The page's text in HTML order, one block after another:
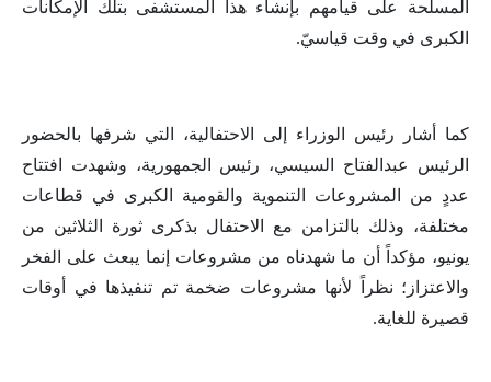
المسلحة على قيامهم بإنشاء هذا المستشفى بتلك الإمكانات
الكبرى في وقت قياسيّ.
كما أشار رئيس الوزراء إلى الاحتفالية، التي شرفها بالحضور
الرئيس عبدالفتاح السيسي، رئيس الجمهورية، وشهدت افتتاح
عددٍ من المشروعات التنموية والقومية الكبرى في قطاعات
مختلفة، وذلك بالتزامن مع الاحتفال بذكرى ثورة الثلاثين من
يونيو، مؤكداً أن ما شهدناه من مشروعات إنما يبعث على الفخر
والاعتزاز؛ نظراً لأنها مشروعات ضخمة تم تنفيذها في أوقات
قصيرة للغاية.